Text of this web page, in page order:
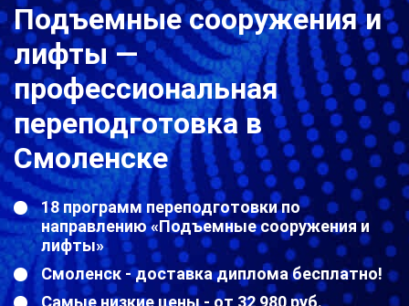
Подъемные сооружения и
лифты —
профессиональная
переподготовка в
Смоленске
18 программ переподготовки по
направлению «Подъемные сооружения и
лифты»
Смоленск - доставка диплома бесплатно!
Самые низкие цены - от 32 980 руб.